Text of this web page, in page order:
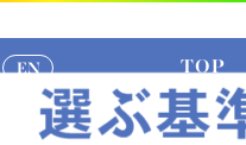
EN TOP